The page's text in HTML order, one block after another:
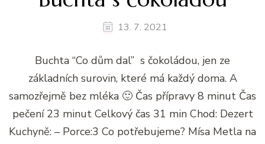
13. 7. 2021
Buchta “Co dům dal” s čokoládou, jen ze
základních surovin, které má každý doma. A
samozřejmě bez mléka 🙂 Čas přípravy 8 minut Čas
pečení 23 minut Celkový čas 31 min Chod: Dezert
Kuchyně: – Porce:3 Co potřebujeme? Mísa Metla na